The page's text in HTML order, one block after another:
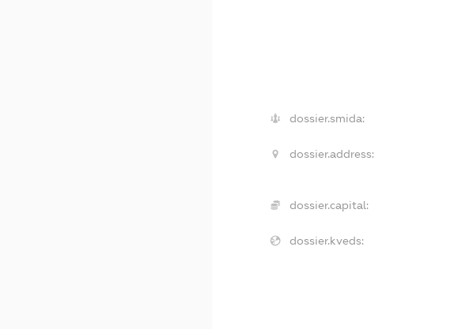
dossier.smida:
dossier.address:
dossier.capital:
dossier.kveds: